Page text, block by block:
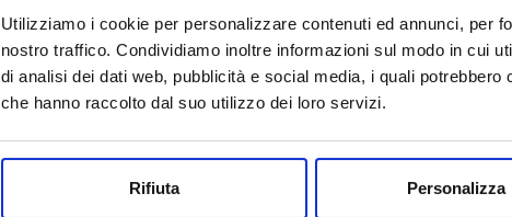
Utilizziamo i cookie per personalizzare contenuti ed annunci, per
nostro traffico. Condividiamo inoltre informazioni sul modo in cui
di analisi dei dati web, pubblicità e social media, i quali
che hanno raccolto dal suo utilizzo dei loro servizi.
Rifiuta Personalizza